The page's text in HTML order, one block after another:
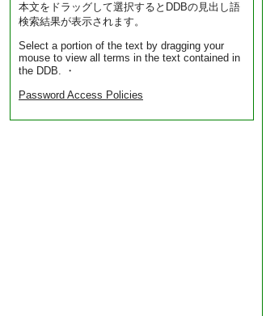
本文をドラッグして選択するとDDBの見出し語
検索結果が表示されます。
Select a portion of the text by dragging your
mouse to view all terms in the text contained in
the DDB. ・
Password Access Policies